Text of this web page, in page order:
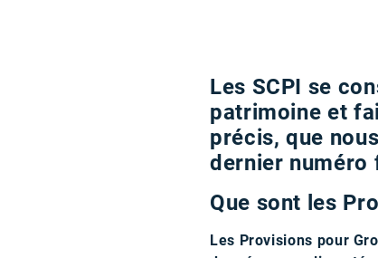
Les SCPI se
patrimoine et
précis, que
dernier numéro
Que sont les
Les Provisions pour